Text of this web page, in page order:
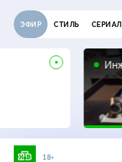
ЭФИР СТИЛЬ СЕРИАЛ
18+